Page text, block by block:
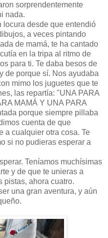
sorprendentemente
nada.
locura desde que entendió
a veces pintando
de mamá, te ha cantado
en la tripa al ritmo de
para ti. Te daba besos de
de porque sí. Nos ayudaba
mimo los juguetes que te
las repartía: "UNA PARA
MAMÁ Y UNA PARA
porque siempre pillaba
cuenta de que
a cualquier otra cosa. Te
si no pudieras esperar a
Teníamos muchísimas
y de que te unieras a
pistas, ahora cuatro.
una gran aventura, y aún